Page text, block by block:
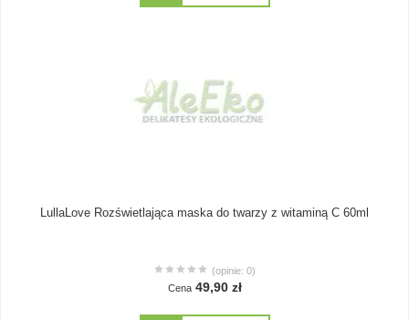
LullaLove Rozświetlająca maska do twarzy z witaminą C 60ml
(opinie: 0)
Cena 49,90 zł